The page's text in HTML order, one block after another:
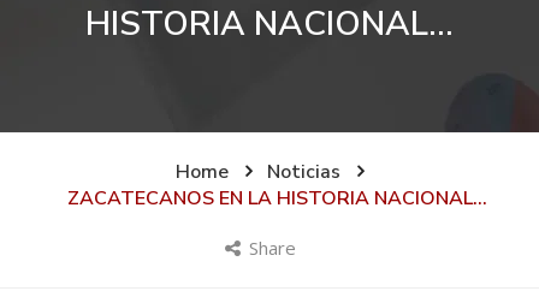
HISTORIA NACIONAL…
Home
Noticias
ZACATECANOS EN LA HISTORIA NACIONAL…
Share